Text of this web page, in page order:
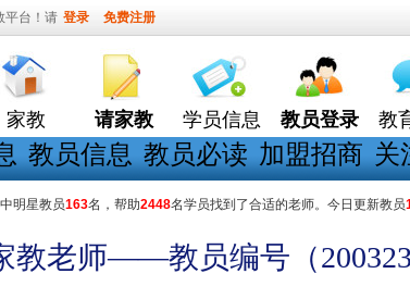
平台！请 登录 免费注册
家教 请家教 学员信息 教员登录 教
教员信息 教员必读 加盟招商 关
明星教员163名，帮助2448名学员找到了合适的老师。今日更新教员
教老师——教员编号（